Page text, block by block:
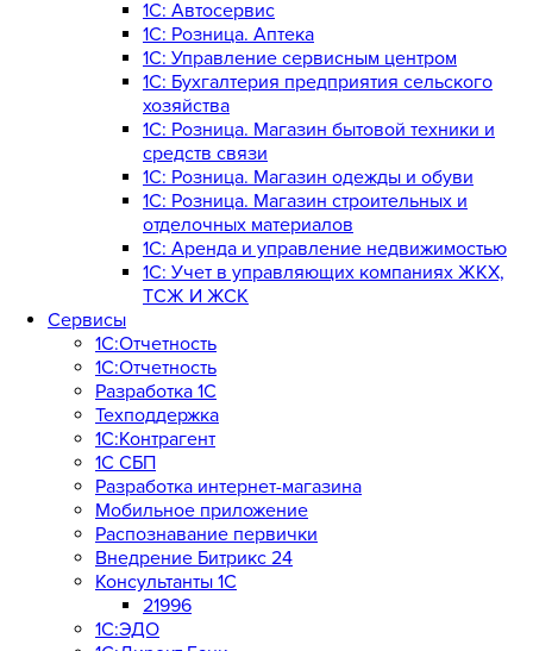
1С: Автосервис
1С: Розница. Аптека
1С: Управление сервисным центром
1С: Бухгалтерия предприятия сельского
хозяйства
1С: Розница. Магазин бытовой техники и
средств связи
1С: Розница. Магазин одежды и обуви
1С: Розница. Магазин строительных и
отделочных материалов
1С: Аренда и управление недвижимостью
1C: Учет в управляющих компаниях ЖКХ,
ТСЖ И ЖСК
Сервисы
1С:Отчетность
1С:Отчетность
Разработка 1С
Техподдержка
1С:Контрагент
1С СБП
Разработка интернет-магазина
Мобильное приложение
Распознавание первички
Внедрение Битрикс 24
Консультанты 1С
21996
1С:ЭДО